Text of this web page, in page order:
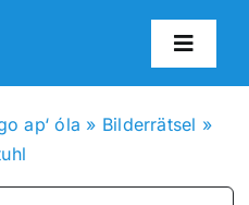
ap‘ óla » Bilderrätsel »